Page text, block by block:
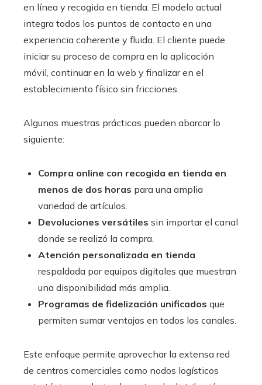
en línea y recogida en tienda. El modelo actual
integra todos los puntos de contacto en una
experiencia coherente y fluida. El cliente puede
iniciar su proceso de compra en la aplicación
móvil, continuar en la web y finalizar en el
establecimiento físico sin fricciones.
Algunas muestras prácticas pueden abarcar lo
siguiente:
Compra online con recogida en tienda en
menos de dos horas para una amplia
variedad de artículos.
Devoluciones versátiles sin importar el canal
donde se realizó la compra.
Atención personalizada en tienda
respaldada por equipos digitales que muestran
una disponibilidad más amplia.
Programas de fidelización unificados que
permiten sumar ventajas en todos los canales.
Este enfoque permite aprovechar la extensa red
de centros comerciales como nodos logísticos